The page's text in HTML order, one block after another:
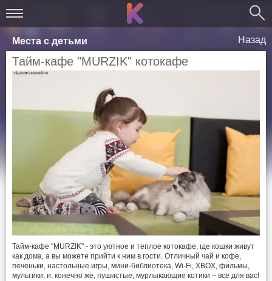
Места с детьми Назад
Тайм-кафе "MURZIK" котокафе
Тайм-кафе "MURZIK" - это уютное и теплое котокафе, где кошки живут
как дома, а вы можете прийти к ним в гости. Отличный чай и кофе,
печеньки, настольные игры, мини-библиотека, Wi-Fi, XBOX, фильмы,
мультики, и, конечно же, пушистые, мурлыкающие котики – все для вас!